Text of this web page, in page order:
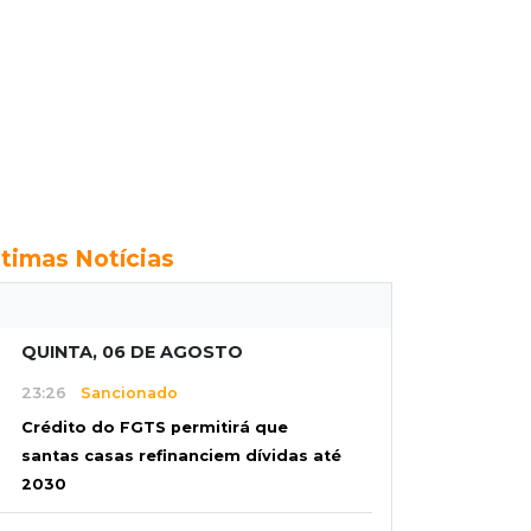
Notícias
QUINTA, 06 DE AGOSTO
23:26 Sancionado
Crédito do FGTS permitirá que
santas casas refinanciem dívidas até
2030